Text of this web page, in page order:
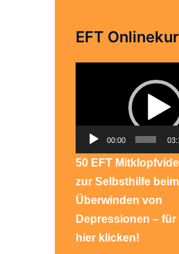
EFT
00:00
50 EFT
zur Selbsthilfe beim
Überwinden von
Depressionen –
hier klicken!